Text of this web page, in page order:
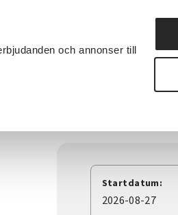
och annonser till
Startdatum:
2026-08-27